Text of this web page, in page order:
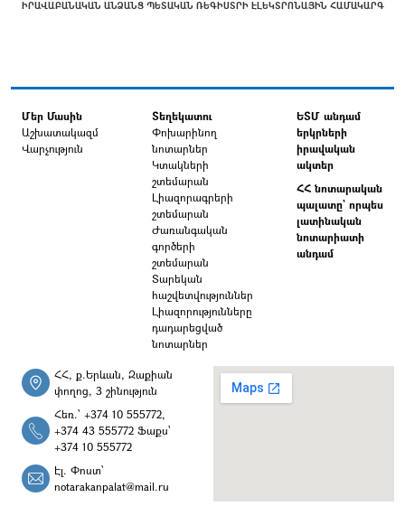
ԻՐԱՎԱԲԱՆԱԿԱՆ ԱՆՁԱՆՑ ՊԵՏԱԿԱՆ ՌԵԳԻՍՏՐԻ ԷԼԵԿՏՐՈՆԱՅԻՆ ՀԱՄԱԿԱՐԳ
Մեր Մասին
Աշխատակազմ
Վարչություն
Տեղեկատու
Փոխարինող
նոտարներ
Կտակների
շտեմարան
Լիազորագրերի
շտեմարան
Ժառանգական
գործերի
շտեմարան
Տարեկան
հաշվետվություններ
Լիազորությունները
դադարեցված
նոտարներ
ԵՏՄ անդամ
երկրների
իրավական
ակտեր
ՀՀ նոտարական
պալատը` որպես
լատինական
նոտարիատի
անդամ
ՀՀ, ք.Երևան, Զաքիան
փողոց, 3 շինություն
Հեռ.՝ +374 10 555772,
+374 43 555772 Ֆաքս՝
+374 10 555772
Էլ. Փոստ՝
notarakanpalat@mail.ru